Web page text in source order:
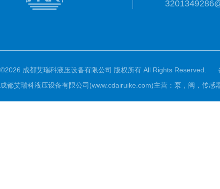
©2026 成都艾瑞科液压设备有限公司 版权所有 All Rights Reserved.
成都艾瑞科液压设备有限公司(www.cdairuike.com)主营：泵，阀，传